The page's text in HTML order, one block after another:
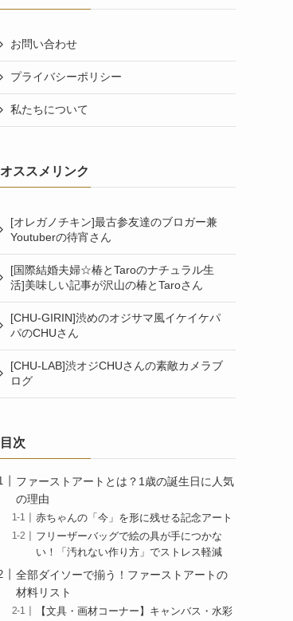
お問い合わせ
プライバシーポリシー
私たちについて
オススメリンク
[オレガノチキン]最古参友達のブロガー兼
Youtuberの待宵さん
[国際結婚夫婦☆椿とTaroのナチュラル生
活]美味しい記事が沢山の椿とTaroさん
[CHU-GIRIN]渋めのオジサマ風イケイケパ
パのCHUさん
[CHU-LAB]渋オジCHUさんの素敵カメラブ
ログ
目次
ファーストアートとは？1歳の誕生日に人気
の理由
赤ちゃんの「今」を形に残せる記念アート
フリーザーバッグで絵の具が手につかな
い！「汚れない作り方」でストレス軽減
全部ダイソーで揃う！ファーストアートの
材料リスト
【文具・画材コーナー】キャンバス・水彩